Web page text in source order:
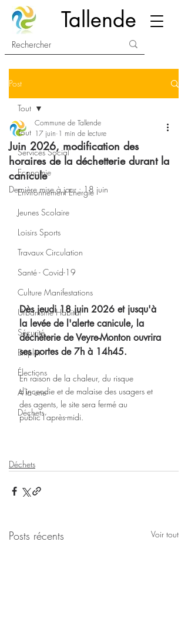
Tallende
Post
Tout
Services Social
Economie
Environnement Energie
Jeunes Scolaire
Loisirs Sports
Travaux Circulation
Santé - Covid-19
Culture Manifestations
Urbanisme Habitat
Sécurité
Emploi
Élections
A la une
Déchets
Tout
Juin 2026, modification des
horaires de la déchetterie durant la
canicule
Commune de Tallende
17 juin 1 min de lecture
Dernière mise à jour :18 juin
Dès jeudi 18 juin 2026 et jusqu'à
la levée de l'alerte canicule, la
déchèterie de Veyre-Monton ouvrira
ses portes de 7h à 14h45.
En raison de la chaleur, du risque
d'incendie et de malaise des usagers et
des agents, le site sera fermé au
public l’après-midi.
Déchets
Posts récents Voir tout